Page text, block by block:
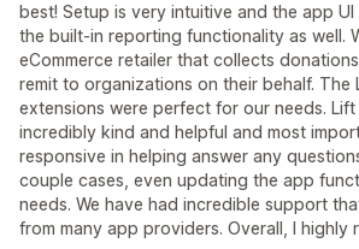
best! Setup is very intuitive and the app UI
the built-in reporting functionality as well.
eCommerce retailer that collects
remit to organizations on their behalf. The
extensions were perfect for our needs.
incredibly kind and helpful and most
responsive in helping answer any
couple cases, even updating the app
needs. We have had incredible support
from many app providers. Overall, I highly